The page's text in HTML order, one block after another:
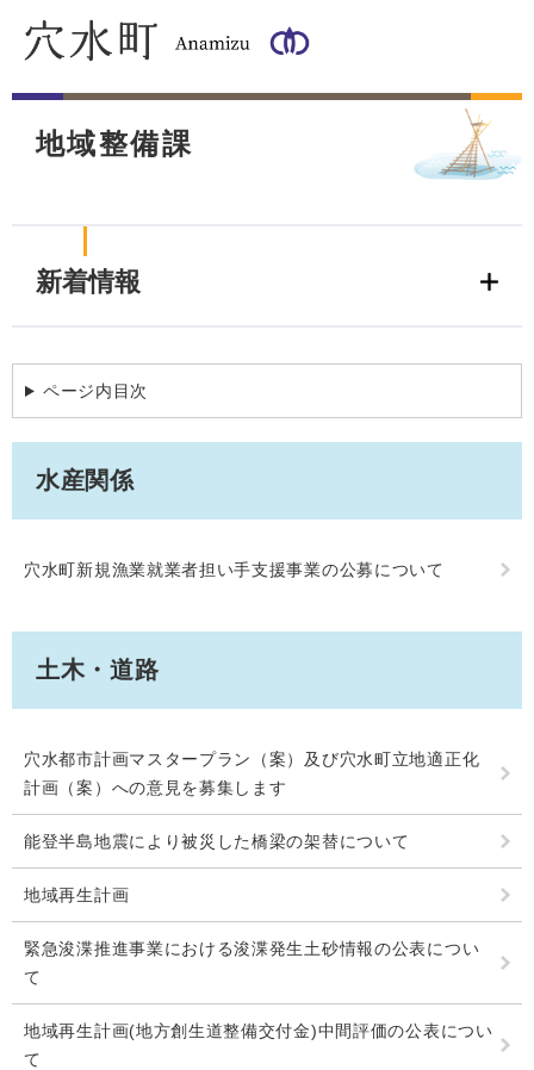
本
地域整備課
新着情報
ページ内目次
水産関係
穴水町新規漁業就業者担い手支援事業の公募について
土木・道路
穴水都市計画マスタープラン（案）及び穴水町立地適正化
計画（案）への意見を募集します
能登半島地震により被災した橋梁の架替について
地域再生計画
緊急浚渫推進事業における浚渫発生土砂情報の公表につい
て
地域再生計画(地方創生道整備交付金)中間評価の公表につい
て